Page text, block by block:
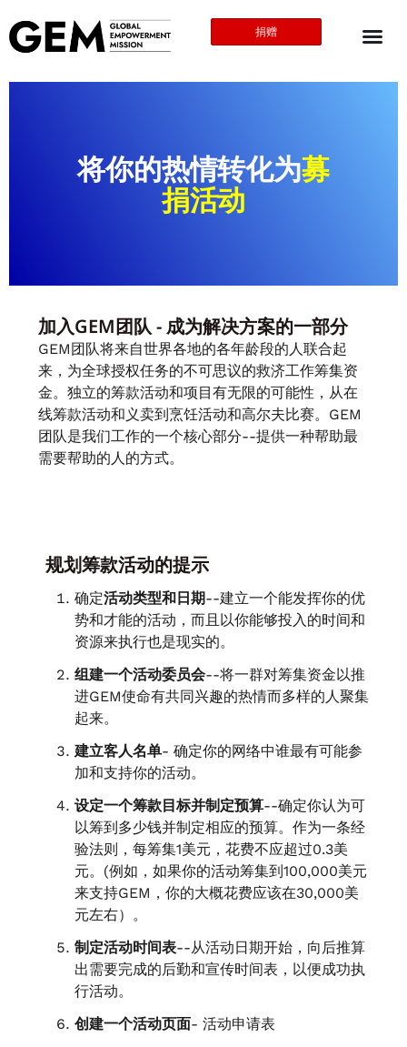
捐赠
将你的热情转化为募
捐活动
加入GEM团队 - 成为解决方案的一部分
GEM团队将来自世界各地的各年龄段的人联合起
来，为全球授权任务的不可思议的救济工作筹集资
金。独立的筹款活动和项目有无限的可能性，从在
线筹款活动和义卖到烹饪活动和高尔夫比赛。GEM
团队是我们工作的一个核心部分--提供一种帮助最
需要帮助的人的方式。
规划筹款活动的提示
确定活动类型和日期--建立一个能发挥你的优
势和才能的活动，而且以你能够投入的时间和
资源来执行也是现实的。
组建一个活动委员会--将一群对筹集资金以推
进GEM使命有共同兴趣的热情而多样的人聚集
起来。
建立客人名单- 确定你的网络中谁最有可能参
加和支持你的活动。
设定一个筹款目标并制定预算--确定你认为可
以筹到多少钱并制定相应的预算。作为一条经
验法则，每筹集1美元，花费不应超过0.3美
元。(例如，如果你的活动筹集到100,000美元
来支持GEM，你的大概花费应该在30,000美
元左右）。
制定活动时间表--从活动日期开始，向后推算
出需要完成的后勤和宣传时间表，以便成功执
行活动。
创建一个活动页面- 活动申请表